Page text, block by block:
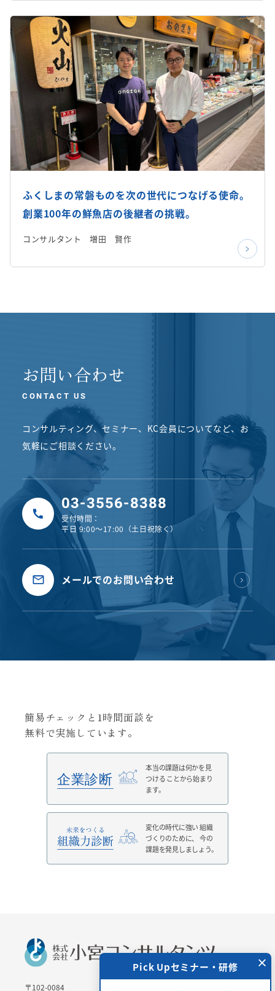
×
ミナー・研修 Pick Upセミナー・研修
ふくしまの常磐ものを次の世代につなげる使命。
創業100年の鮮魚店の後継者の挑戦。
コンサルタント 増田 賢作
お問い合わせ
CONTACT US
コンサルティング、セミナー、KC会員についてなど、 お
気軽にご相談ください。
03-3556-8388
受付時間：
平日 9:00〜17:00（土日祝除く）
メールでのお問い合わせ
簡易チェックと1時間面談を
無料で実施しています。
本当の課題は何かを見
つける ことから始まり
ます。
変化の時代に強い組織
づくりのために、
今の
課題を発見しましょう。
〒102-0084